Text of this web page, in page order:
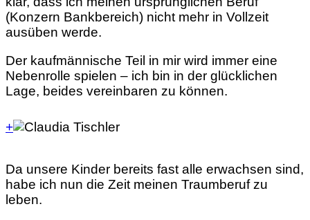
(Konzern Bankbereich) nicht mehr in Vollzeit
ausüben werde.
Der kaufmännische Teil in mir wird immer eine
Nebenrolle spielen – ich bin in der glücklichen
Lage, beides vereinbaren zu können.
+
Da unsere Kinder bereits fast alle erwachsen sind,
habe ich nun die Zeit meinen Traumberuf zu
leben.